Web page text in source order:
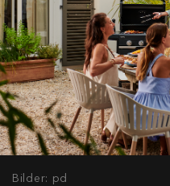
Bilder: pd